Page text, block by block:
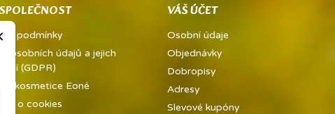
podmínky
osobních údajů a jejich
(GDPR)
a kosmetice Eoné
o cookies
VÁŠ ÚČET
Osobní údaje
Objednávky
Dobropisy
Adresy
Slevové kupóny